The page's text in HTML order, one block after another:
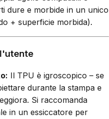
dure e morbide in un unico
+ superficie morbida).
Il TPU è igroscopico – se
durante la stampa e
Si raccomanda
in un essiccatore per